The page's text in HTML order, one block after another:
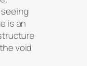
is an
void